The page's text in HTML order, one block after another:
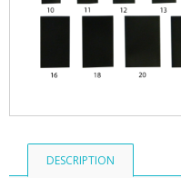
DESCRIPTION